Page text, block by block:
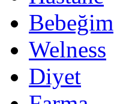
Bebeğim
Welness
Diyet